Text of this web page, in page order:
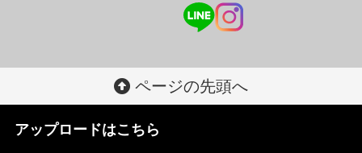
ページの先頭へ
アップロードはこちら